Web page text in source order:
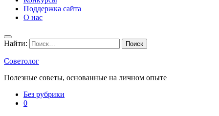
Поддержка сайта
О нас
Найти:
Советолог
Полезные советы, основанные на личном опыте
Без рубрики
0